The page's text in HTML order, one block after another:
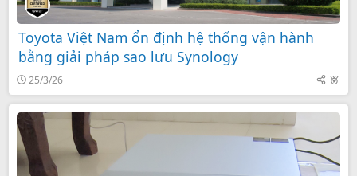
Toyota Việt Nam ổn định hệ thống vận hành
bằng giải pháp sao lưu Synology
25/3/26
F
e
a
t
r
d